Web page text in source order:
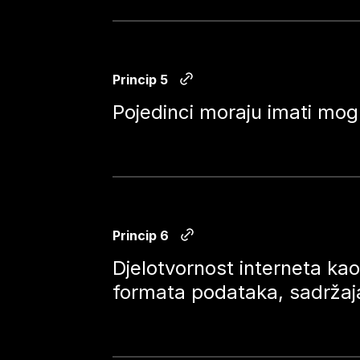
Princip 5
Pojedinci moraju imati
Princip 6
Djelotvornost interneta
formata podataka,